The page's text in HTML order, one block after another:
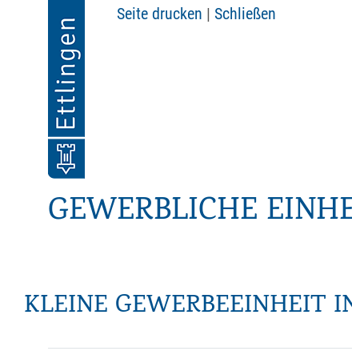
Seite drucken | Schließen
GEWERBLICHE
KLEINE GEWERBEEINHEIT